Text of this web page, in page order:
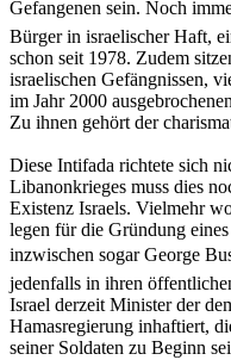
Gefangenen sein. Noch
Bürger in israelischer Haft,
schon seit 1978. Zudem
israelischen Gefängnissen,
im Jahr 2000
Zu ihnen gehört der
Diese Intifada richtete sich
Libanonkrieges muss dies
Existenz Israels. Vielmehr
legen für die Gründung eines
inzwischen sogar George
jedenfalls in ihren
Israel derzeit Minister der
Hamasregierung inhaftiert,
seiner Soldaten zu Beginn